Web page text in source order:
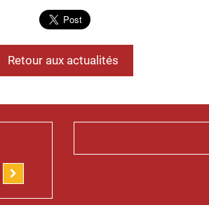
Retour aux actualités